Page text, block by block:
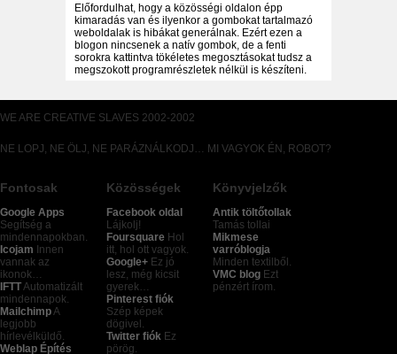
Előfordulhat, hogy a közösségi oldalon épp
kimaradás van és ilyenkor a gombokat tartalmazó
weboldalak is hibákat generálnak. Ezért ezen a
blogon nincsenek a natív gombok, de a fenti
sorokra kattintva tökéletes megosztásokat tudsz a
megszokott programrészletek nélkül is készíteni.
WE ARE CREATIVE SLAVES 2002-2002
NE LOPJ, NE ÖLJ, NE PARÁZNÁLKODJ… MI VAGYOK ÉN, ROBOT?
Fontosak
Google Apps
Segítség a
mindennapokban.
Icojam Innen
vannak az
ikonok…
IFTT Automatizált
mindennapok.
Mailchimp A
legjobb
hírlevélküldő.
Weblap Építés
Közösségek
Facebook oldal
Lájkolj!
Foursquare Hol
itt, hol ott vagyok.
Google+ Ez jó
lesz, még kicsit
gyerek…
Pinterest fiók
Szép képek
dögivel.
Twitter fiók Ez
pörög.
Könyvjelzők
Antik töltőtollak
Tamás tollai
Mikmese
varróblogja
Minden textilből.
VMC blog Ezt
pénzért írom.